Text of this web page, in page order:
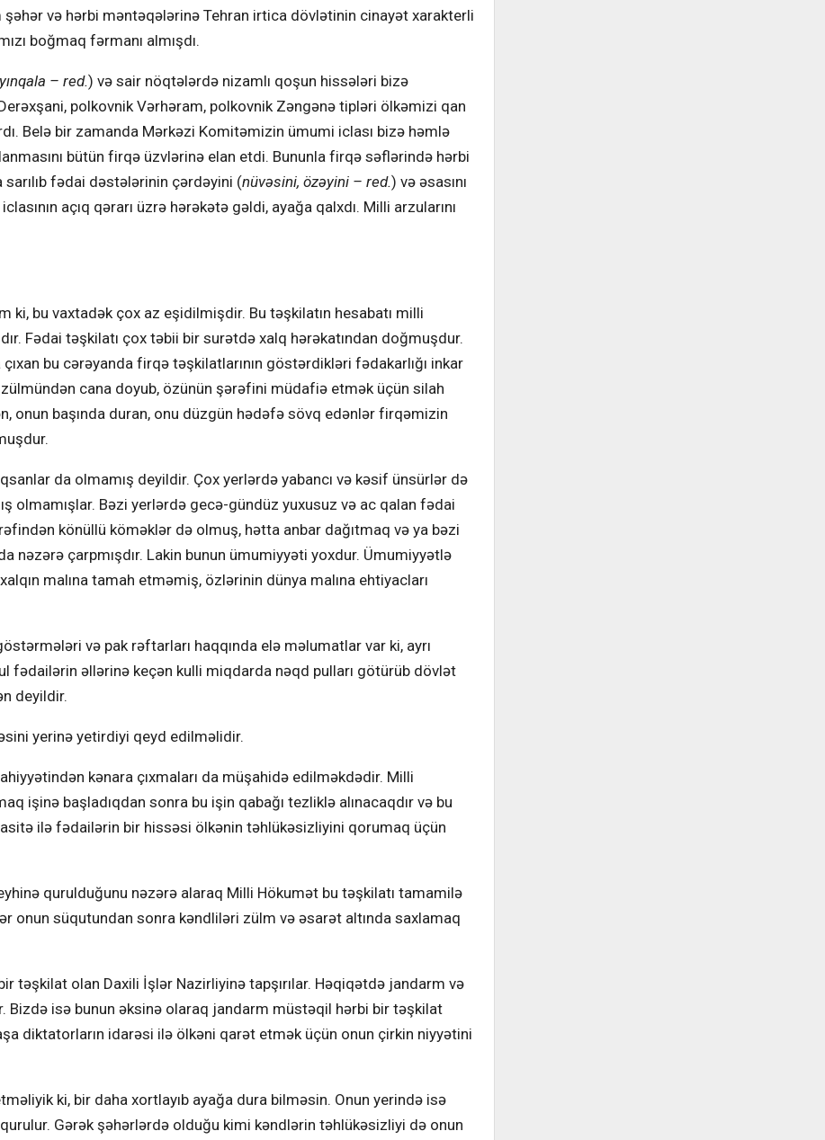
şəhər və hərbi məntəqələrinə Tehran irtica dövlətinin cinayət xarakterli
boğmaq fərmanı almışdı.
– red.) və sair nöqtələrdə nizamlı qoşun hissələri bizə
polkovnik Vərhəram, polkovnik Zəngənə tipləri ölkəmizi qan
Belə bir zamanda Mərkəzi Komitəmizin ümumi iclası bizə həmlə
bütün firqə üzvlərinə elan etdi. Bununla firqə səflərində hərbi
fədai dəstələrinin çərdəyini (nüvəsini, özəyini – red.) və əsasını
açıq qərarı üzrə hərəkətə gəldi, ayağa qalxdı. Milli arzularını
bu vaxtadək çox az eşidilmişdir. Bu təşkilatın hesabatı milli
Fədai təşkilatı çox təbii bir surətdə xalq hərəkatından doğmuşdur.
bu cərəyanda firqə təşkilatlarının göstərdikləri fədakarlığı inkar
cana doyub, özünün şərəfini müdafiə etmək üçün silah
onun başında duran, onu düzgün hədəfə sövq edənlər firqəmizin
da olmamış deyildir. Çox yerlərdə yabancı və kəsif ünsürlər də
olmamışlar. Bəzi yerlərdə gecə-gündüz yuxusuz və ac qalan fədai
könüllü köməklər də olmuş, hətta anbar dağıtmaq və ya bəzi
nəzərə çarpmışdır. Lakin bunun ümumiyyəti yoxdur. Ümumiyyətlə
malına tamah etməmiş, özlərinin dünya malına ehtiyacları
və pak rəftarları haqqında elə məlumatlar var ki, ayrı
fədailərin əllərinə keçən kulli miqdarda nəqd pulları götürüb dövlət
deyildir.
yerinə yetirdiyi qeyd edilməlidir.
kənara çıxmaları da müşahidə edilməkdədir. Milli
işinə başladıqdan sonra bu işin qabağı tezliklə alınacaqdır və bu
ilə fədailərin bir hissəsi ölkənin təhlükəsizliyini qorumaq üçün
qurulduğunu nəzərə alaraq Milli Hökumət bu təşkilatı tamamilə
onun süqutundan sonra kəndliləri zülm və əsarət altında saxlamaq
təşkilat olan Daxili İşlər Nazirliyinə tapşırılar. Həqiqətdə jandarm və
Bizdə isə bunun əksinə olaraq jandarm müstəqil hərbi bir təşkilat
diktatorların idarəsi ilə ölkəni qarət etmək üçün onun çirkin niyyətini
ki, bir daha xortlayıb ayağa dura bilməsin. Onun yerində isə
Gərək şəhərlərdə olduğu kimi kəndlərin təhlükəsizliyi də onun